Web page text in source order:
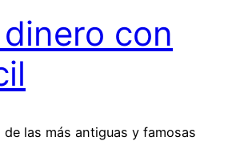
con
de las más antiguas y famosas